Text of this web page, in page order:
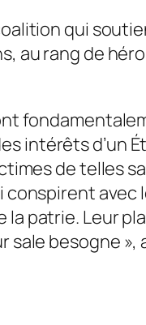
qui
au rang de
intérêts d’un
de telles
patrie. Leur
sale besogne »,